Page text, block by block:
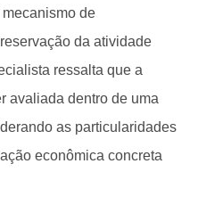
de
da atividade
ressalta que a
avaliada dentro de uma
as particularidades
econômica concreta